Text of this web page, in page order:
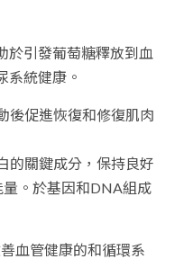
於引發葡萄糖釋放到血
系統健康。
後促進恢復和修復肌肉
的關鍵成分，保持良好
量。於基因和DNA組成
血管健康的和循環系